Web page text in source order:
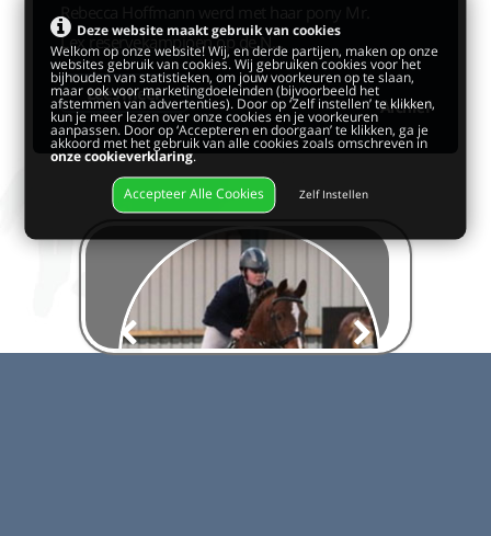
Rebecca Hoffmann werd met haar pony Mr.
Lex reservekampioen op de N...
Lees meer
Archief
Deze website maakt gebruik van cookies
Welkom op onze website! Wij, en derde partijen, maken op onze
websites gebruik van cookies. Wij gebruiken cookies voor het
bijhouden van statistieken, om jouw voorkeuren op te slaan,
maar ook voor marketingdoeleinden (bijvoorbeeld het
afstemmen van advertenties). Door op ‘Zelf instellen’ te klikken,
kun je meer lezen over onze cookies en je voorkeuren
aanpassen. Door op ‘Accepteren en doorgaan’ te klikken, ga je
akkoord met het gebruik van alle cookies zoals omschreven in
onze cookieverklaring.
Accepteer Alle Cookies Zelf Instellen